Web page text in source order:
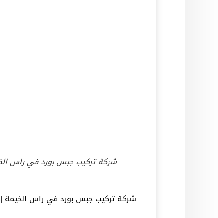
شركة تركيب جبس بورد في راس
شركة تركيب جبس بورد في راس الخيمة |0545574752|